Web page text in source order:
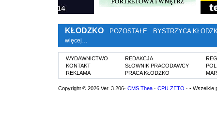
KŁODZKO POZOSTAŁE BYSTRZYCA
więcej…
WYDAWNICTWO
KONTAKT
REKLAMA
REDAKCJA
SŁOWNIK PRACODAWCY
PRACA KŁODZKO
Copyright © 2026 Ver. 3.206· CMS Thea · CPU ZETO · - Wszelkie